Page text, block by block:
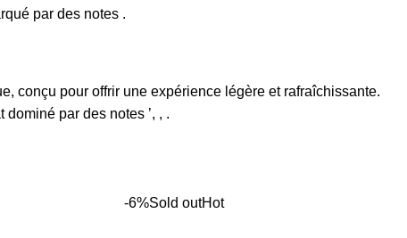
par des notes .
conçu pour offrir une expérience légère et rafraîchissante.
par des notes ’, , .
-6%Sold outHot